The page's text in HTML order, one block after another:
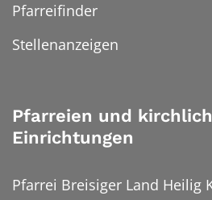
Pfarreifinder
Stellenanzeigen
Pfarreien und
Einrichtungen
Pfarrei Breisiger Land Heilig